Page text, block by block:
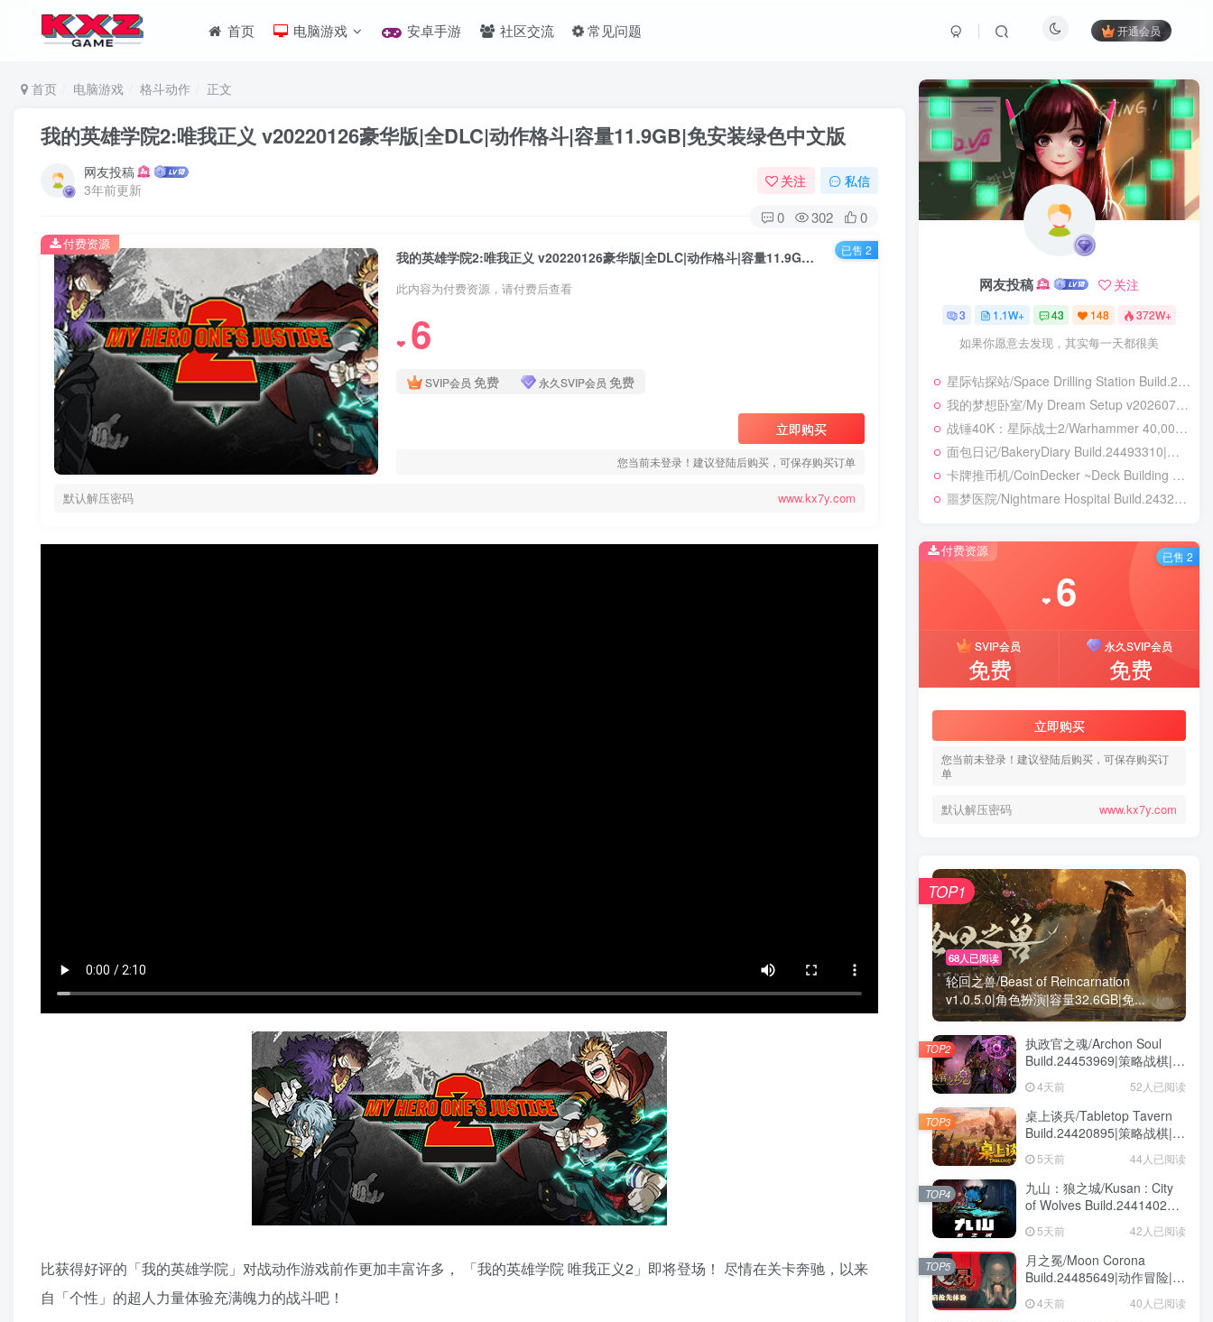
首页 电脑游戏 安卓手游 社区交流 常见问题 开通会员
首页 电脑游戏 格斗动作 正文
我的英雄学院2:唯我正义 v20220126豪华版|全DLC|动作格斗|容量11.9GB|免安装绿色中文版
网友投稿
3年前更新
关注 私信
0 302 0
我的英雄学院2:唯我正义 v20220126豪华版|全DLC|动作格斗|容量11.9GB|免安装绿色中文版
此内容为付费资源，请付费后查看
❤ 6
SVIP会员 免费 永久SVIP会员 免费
立即购买
您当前未登录！建议登陆后购买，可保存购买订单
默认解压密码 www.kx7y.com
付费资源 已售 2
比获得好评的「我的英雄学院」对战动作游戏前作更加丰富许多， 「我的英雄学院 唯我正义2」即将登场！ 尽情在关卡奔驰，以来
自「个性」的超人力量体验充满魄力的战斗吧！
网友投稿 关注
3 1.1W+ 43 148 372W+
如果你愿意去发现，其实每一天都很美
星际钻探站/Space Drilling Station Build.24499442|模拟经营|容量1.7GB|免安装绿色中文版
我的梦想卧室/My Dream Setup v20260718|休闲益智|容量3GB|免安装绿色中文版
战锤40K：星际战士2/Warhammer 40,000: Space Marine 2 v14.0.0.1|动作冒险|容量214.5GB|免安装绿色中文版
面包日记/BakeryDiary Build.24493310|模拟经营|容量265B|免安装绿色中文版
卡牌推币机/CoinDecker ~Deck Building Pusher~ Build.24470236|休闲益智|容量293B|免安装绿色中文版
噩梦医院/Nightmare Hospital Build.24328768|恐怖冒险|容量1.9GB|免安装绿色中文版
付费资源
❤ 6
SVIP会员
免费
永久SVIP会员
免费
立即购买
您当前未登录！建议登陆后购买，可保存购买订
单
默认解压密码 www.kx7y.com
已售 2
68人已阅读
轮回之兽/Beast of Reincarnation
v1.0.5.0|角色扮演|容量32.6GB|免...
TOP1
执政官之魂/Archon Soul
Build.24453969|策略战棋|容
4天前 52人已阅读
TOP2
桌上谈兵/Tabletop Tavern
Build.24420895|策略战棋|容
量5.9GB|免安装绿色中文版
5天前 44人已阅读
TOP3
九山：狼之城/Kusan : City
of Wolves Build.24414028|
动作冒险|容量1.6GB|免安装
绿色中文版
5天前 42人已阅读
TOP4
月之冕/Moon Corona
Build.24485649|动作冒险|容
量12.1GB|免安装绿色中文版
4天前 40人已阅读
TOP5